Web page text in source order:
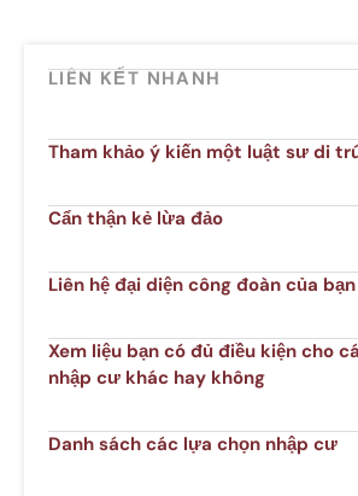
LIÊN KẾT NHANH
Tham khảo ý kiến một luật sư di
Cẩn thận kẻ lừa đảo
Liên hệ đại diện công đoàn của bạn
Xem liệu bạn có đủ điều kiện cho
nhập cư khác hay không
Danh sách các lựa chọn nhập cư